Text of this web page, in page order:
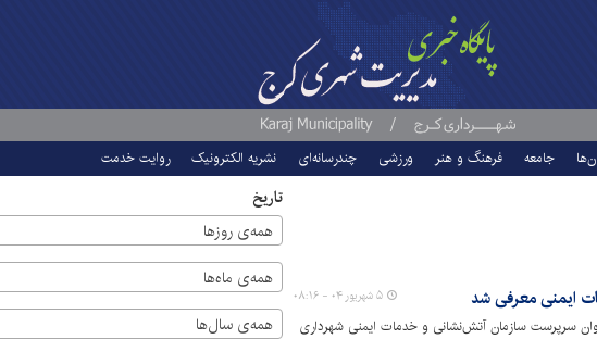
جامعه فرهنگ و هنر ورزشی چندرسانه‌ای نشریه الکترونیک روایت خدمت
ایمنی معرفی شد
سرپرست سازمان آتش‌نشانی و خدمات ایمنی شهرداری
۵ شهریور ۰۴ - ۰۸:۱۶
تاریخ
همه‌ی روزها
همه‌ی ماه‌ها
همه‌ی سال‌ها